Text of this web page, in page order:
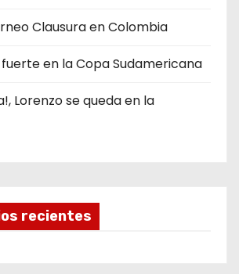
Clausura en Colombia
en la Copa Sudamericana
Lorenzo se queda en la
recientes